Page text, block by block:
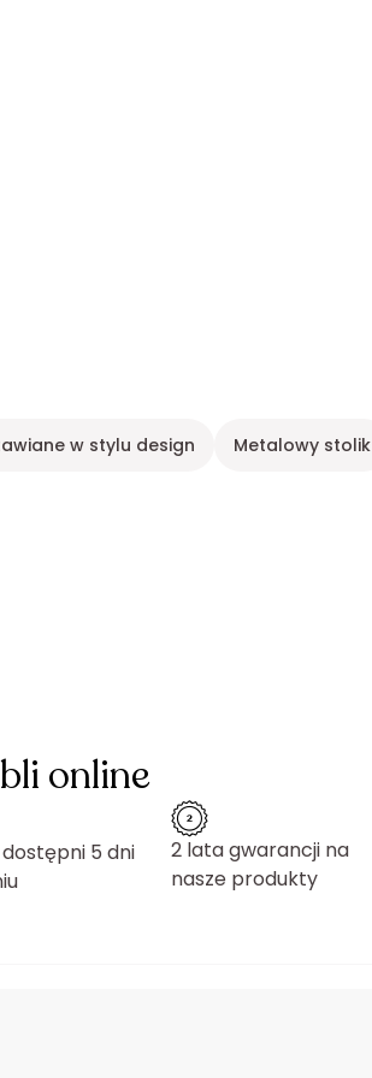
w stylu design Metalowy stolik
online
5 dni
2 lata gwarancji na
nasze produkty